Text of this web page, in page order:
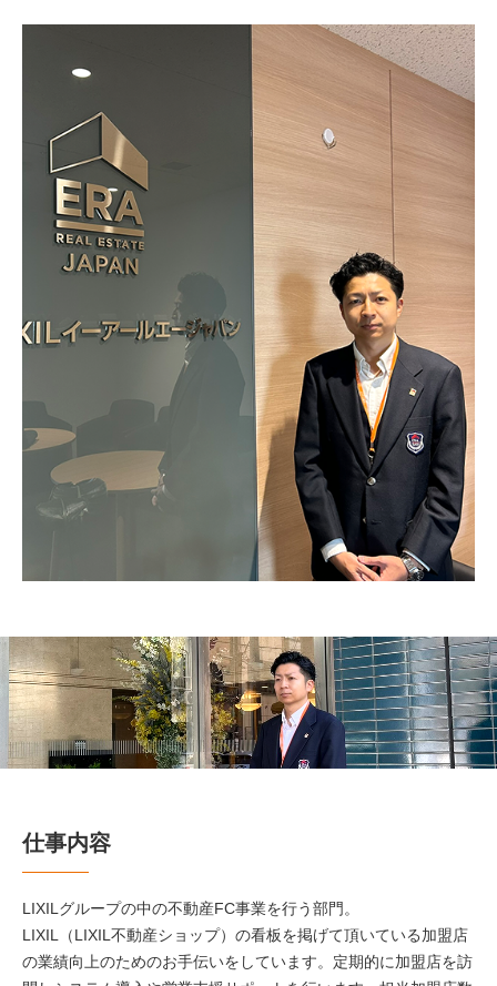
仕事内容
LIXILグループの中の不動産FC事業を行う部門。
LIXIL（LIXIL不動産ショップ）の看板を掲げて頂いている加盟店
の業績向上のためのお手伝いをしています。定期的に加盟店を訪